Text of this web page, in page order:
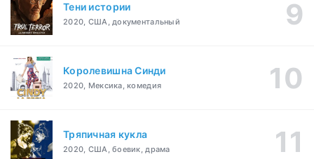
Тени истории
2020, США, документальный
Королевишна Синди
2020, Мексика, комедия
Тряпичная кукла
2020, США, боевик, драма